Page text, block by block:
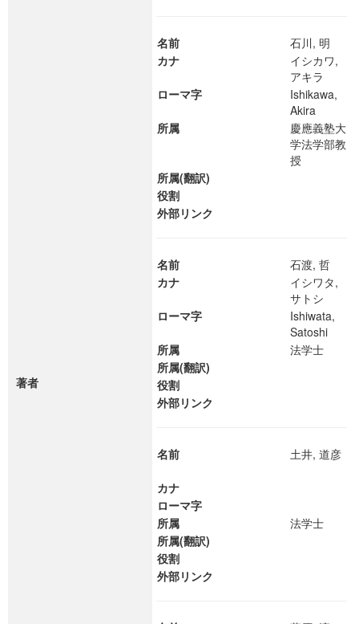
著者
名前
石川, 明
カナ
イシカワ,
アキラ
ローマ字
Ishikawa,
Akira
所属
慶應義塾大
学法学部教
授
所属(翻訳)
役割
外部リンク
名前
石渡, 哲
カナ
イシワタ,
サトシ
ローマ字
Ishiwata,
Satoshi
所属
法学士
所属(翻訳)
役割
外部リンク
名前 土井, 道彦
カナ
ローマ字
所属
法学士
所属(翻訳)
役割
外部リンク